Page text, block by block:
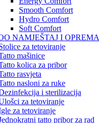
Smooth Comfort
Hydro Comfort
Soft Comfort
NAMJEŠTAJ I OPREMA
za tetoviranje
mašinice
kolica za pribor
rasvjeta
nasloni za ruke
i sterilizacija
za tetoviranje
za tetoviranje
tatto pribor za rad